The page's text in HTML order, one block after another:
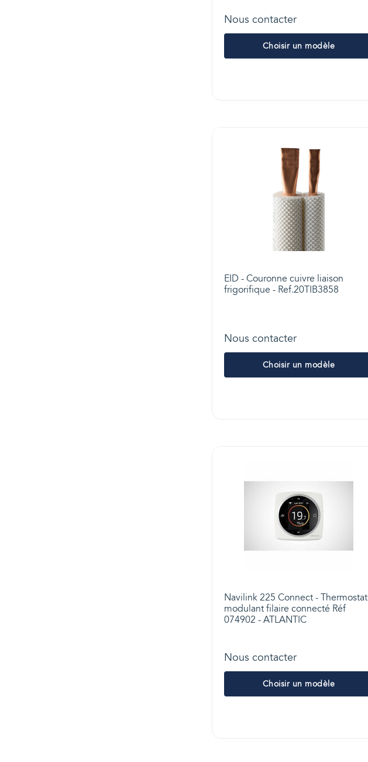
Nous contacter
Choisir un modèle
EID - Couronne cuivre liaison
frigorifique - Ref.20TIB3858
Nous contacter
Choisir un modèle
Navilink 225 Connect - Thermostat
modulant filaire connecté Réf
074902 - ATLANTIC
Nous contacter
Choisir un modèle